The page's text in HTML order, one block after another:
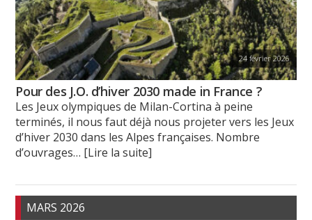
24 février 2026
Pour des J.O. d’hiver 2030 made in France ?
Les Jeux olympiques de Milan-Cortina à peine
terminés, il nous faut déjà nous projeter vers les Jeux
d’hiver 2030 dans les Alpes françaises. Nombre
d’ouvrages… [Lire la suite]
MARS 2026